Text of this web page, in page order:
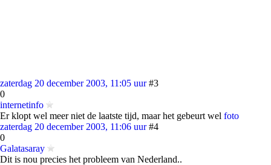
zaterdag 20 december 2003, 11:05 uur #3
0
internetinfo
Er klopt wel meer niet de laatste tijd, maar het gebeurt wel foto
zaterdag 20 december 2003, 11:06 uur #4
0
Galatasaray
Dit is nou precies het probleem van Nederland..